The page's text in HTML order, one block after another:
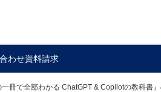
わせ資料請求
一冊で全部わかる ChatGPT & Copilotの教科書